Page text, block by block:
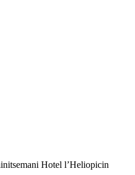
Hotel l’Heliopicin